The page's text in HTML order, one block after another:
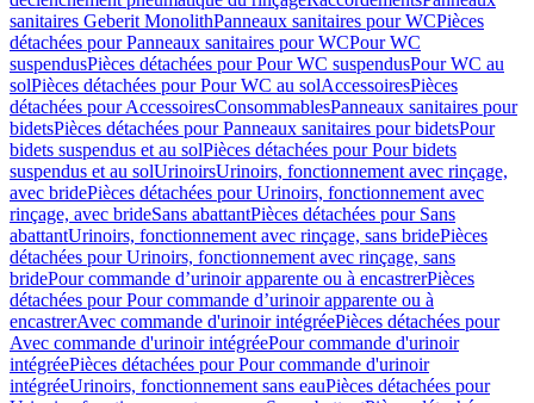
sanitaires Geberit MonolithPanneaux sanitaires pour WCPièces
détachées pour Panneaux sanitaires pour WCPour WC
suspendusPièces détachées pour Pour WC suspendusPour WC au
solPièces détachées pour Pour WC au solAccessoiresPièces
détachées pour AccessoiresConsommablesPanneaux sanitaires pour
bidetsPièces détachées pour Panneaux sanitaires pour bidetsPour
bidets suspendus et au solPièces détachées pour Pour bidets
suspendus et au solUrinoirsUrinoirs, fonctionnement avec rinçage,
avec bridePièces détachées pour Urinoirs, fonctionnement avec
rinçage, avec brideSans abattantPièces détachées pour Sans
abattantUrinoirs, fonctionnement avec rinçage, sans bridePièces
détachées pour Urinoirs, fonctionnement avec rinçage, sans
bridePour commande d’urinoir apparente ou à encastrerPièces
détachées pour Pour commande d’urinoir apparente ou à
encastrerAvec commande d'urinoir intégréePièces détachées pour
Avec commande d'urinoir intégréePour commande d'urinoir
intégréePièces détachées pour Pour commande d'urinoir
intégréeUrinoirs, fonctionnement sans eauPièces détachées pour